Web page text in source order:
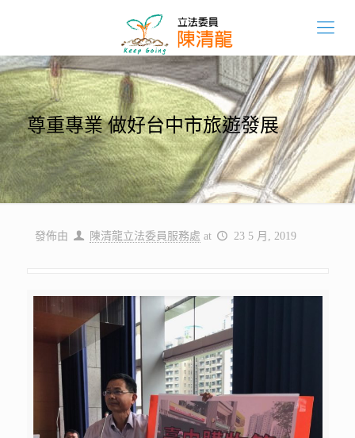
尊重專業 做好台中市旅遊發展
發佈由 陳清龍立法委員服務處 at 23 5 月, 2019